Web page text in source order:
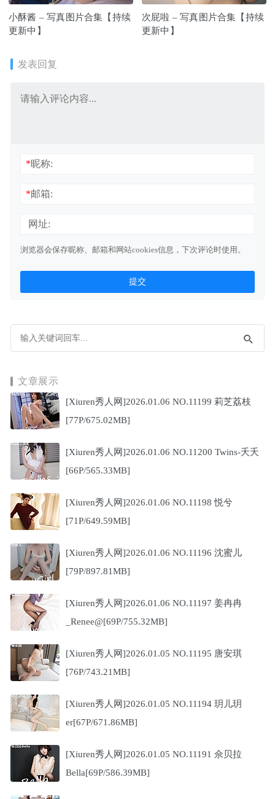
小酥酱 – 写真图片合集【持续
更新中】
次屁啦 – 写真图片合集【持续
更新中】
发表回复
*昵称:
*邮箱:
网址:
浏览器会保存昵称、邮箱和网站cookies信息，下次评论时使用。
文章展示
[Xiuren秀人网]2026.01.06 NO.11199 莉芝荔枝
[77P/675.02MB]
[Xiuren秀人网]2026.01.06 NO.11200 Twins-夭夭
[66P/565.33MB]
[Xiuren秀人网]2026.01.06 NO.11198 悦兮
[71P/649.59MB]
[Xiuren秀人网]2026.01.06 NO.11196 沈蜜儿
[79P/897.81MB]
[Xiuren秀人网]2026.01.06 NO.11197 姜冉冉
_Renee@[69P/755.32MB]
[Xiuren秀人网]2026.01.05 NO.11195 唐安琪
[76P/743.21MB]
[Xiuren秀人网]2026.01.05 NO.11194 玥儿玥
er[67P/671.86MB]
[Xiuren秀人网]2026.01.05 NO.11191 佘贝拉
Bella[69P/586.39MB]